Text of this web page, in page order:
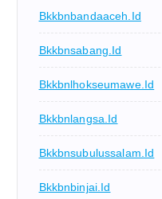
Bkkbnbandaaceh.id
Bkkbnsabang.id
Bkkbnlhokseumawe.id
Bkkbnlangsa.id
Bkkbnsubulussalam.id
Bkkbnbinjai.id